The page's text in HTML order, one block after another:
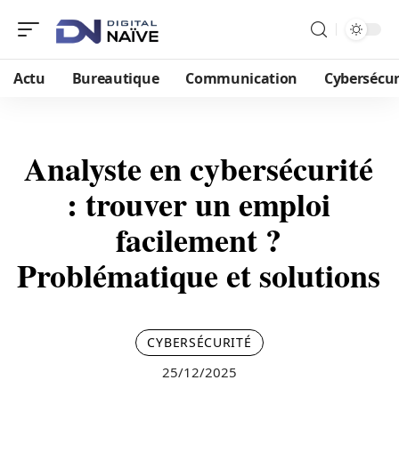
Actu Bureautique Communication
Analyste en cybersécurité
: trouver un emploi
facilement ?
Problématique et solutions
CYBERSÉCURITÉ
25/12/2025